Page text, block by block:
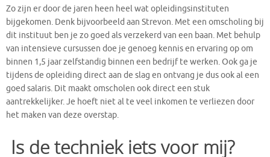
Zo zijn er door de jaren heen heel wat opleidingsinstituten
bijgekomen. Denk bijvoorbeeld aan Strevon. Met een omscholing bij
dit instituut ben je zo goed als verzekerd van een baan. Met behulp
van intensieve cursussen doe je genoeg kennis en ervaring op om
binnen 1,5 jaar zelfstandig binnen een bedrijf te werken. Ook ga je
tijdens de opleiding direct aan de slag en ontvang je dus ook al een
goed salaris. Dit maakt omscholen ook direct een stuk
aantrekkelijker. Je hoeft niet al te veel inkomen te verliezen door
het maken van deze overstap.
Is de techniek iets voor mij?